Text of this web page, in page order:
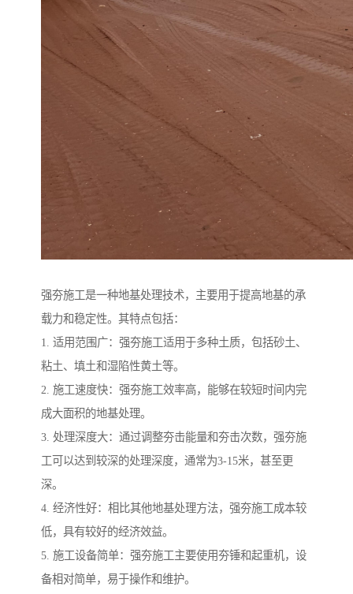
强夯施工是一种地基处理技术，主要用于提高地基的承
载力和稳定性。其特点包括：
1. 适用范围广：强夯施工适用于多种土质，包括砂土、
粘土、填土和湿陷性黄土等。
2. 施工速度快：强夯施工效率高，能够在较短时间内完
成大面积的地基处理。
3. 处理深度大：通过调整夯击能量和夯击次数，强夯施
工可以达到较深的处理深度，通常为3-15米，甚至更
深。
4. 经济性好：相比其他地基处理方法，强夯施工成本较
低，具有较好的经济效益。
5. 施工设备简单：强夯施工主要使用夯锤和起重机，设
备相对简单，易于操作和维护。